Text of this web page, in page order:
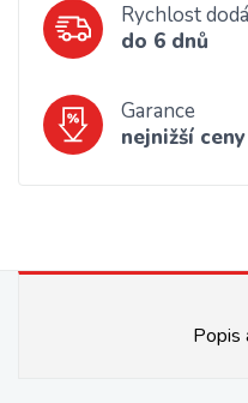
Rychlost
do 6 dnů
Garance
nejnižší ceny
Popis